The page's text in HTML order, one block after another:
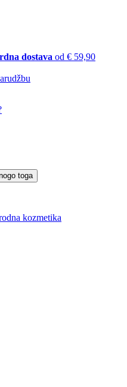
dostava od € 59,90
kozmetika